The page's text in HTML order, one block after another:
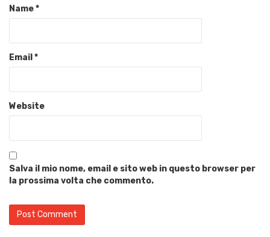
Name*
Email *
Website
Salva il mio nome, email e sito web in questo browser per
la prossima volta che commento.